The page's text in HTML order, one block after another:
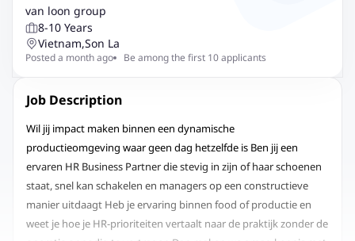
van loon group
8-10 Years
Vietnam,Son La
Posted a month ago Be among the first 10 applicants
Job Description
Wil jij impact maken binnen een dynamische
productieomgeving waar geen dag hetzelfde is Ben jij een
ervaren HR Business Partner die stevig in zijn of haar schoenen
staat, snel kan schakelen en managers op een constructieve
manier uitdaagt Heb je ervaring binnen food of productie en
weet je hoe je HR-prioriteiten vertaalt naar de praktijk zonder de